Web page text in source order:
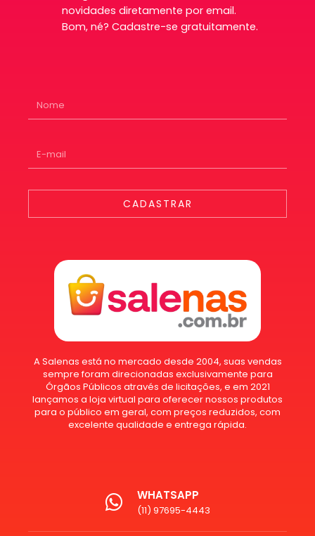
novidades diretamente por email.
Bom, né? Cadastre-se gratuitamente.
CADASTRAR
A Salenas está no mercado desde 2004, suas vendas
sempre foram direcionadas exclusivamente para
Órgãos Públicos através de licitações, e em 2021
lançamos a loja virtual para oferecer nossos produtos
para o público em geral, com preços reduzidos, com
excelente qualidade e entrega rápida.
WHATSAPP
(11) 97695-4443